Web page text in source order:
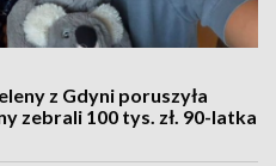
z Gdyni poruszyła
zebrali 100 tys. zł. 90-latka